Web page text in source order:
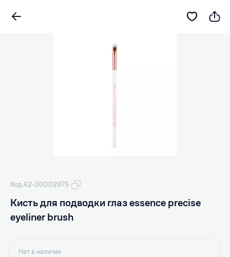
Код А2-00002975
Кисть для подводки глаз essence precise
eyeliner brush
Нет в наличии